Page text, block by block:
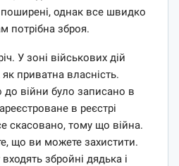
поширені, однак все швидко
потрібна зброя.
У зоні військових дій
приватна власність.
до війни було записано в
в реєстрі
скасовано, тому що війна.
що ви можете захистити.
збройні дядька і